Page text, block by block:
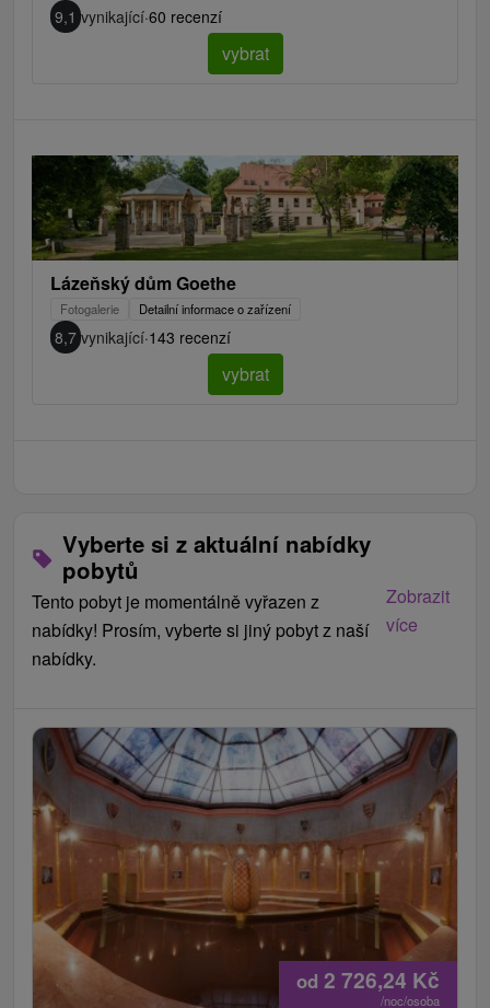
9,1 vynikající·60 recenzí
vybrat
Lázeňský dům Goethe
Fotogalerie Detailní informace o zařízení
8,7 vynikající·143 recenzí
vybrat
Vyberte si z aktuální nabídky
pobytů
Tento pobyt je momentálně vyřazen z
nabídky! Prosím, vyberte si jiný pobyt z naší
nabídky.
Zobrazit
více
od 2 726,24 Kč
/noc/osoba